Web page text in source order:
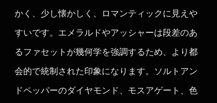
かく、少し懐かしく、ロマンティックに見えや
すいです。エメラルドやアッシャーは段差のあ
るファセットが幾何学を強調するため、より都
会的で統制された印象になります。ソルトアン
ドペッパーのダイヤモンド、モスアゲート、色